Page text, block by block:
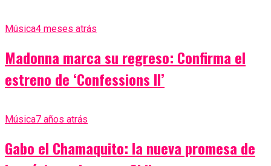
Música4 meses atrás
Madonna marca su regreso: Confirma el
estreno de ‘Confessions II’
Música7 años atrás
Gabo el Chamaquito: la nueva promesa de